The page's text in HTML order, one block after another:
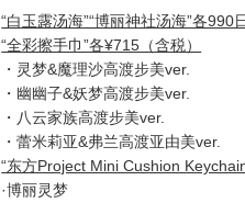
“白玉露汤海”“博丽神社汤海”各990
“全彩擦手巾”各¥715（含税）
・灵梦&魔理沙高渡步美ver.
・幽幽子&妖梦高渡步美ver.
・八云家族高渡步美ver.
・蕾米莉亚&弗兰高渡亚由美ver.
“东方Project Mini Cushion
·博丽灵梦